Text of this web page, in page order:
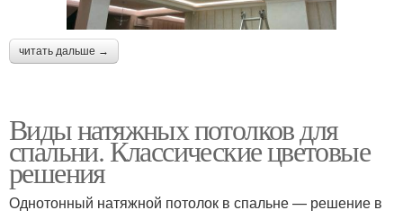
читать дальше →
Виды натяжных потолков для
спальни. Классические цветовые
решения
Однотонный натяжной потолок в спальне — решение в